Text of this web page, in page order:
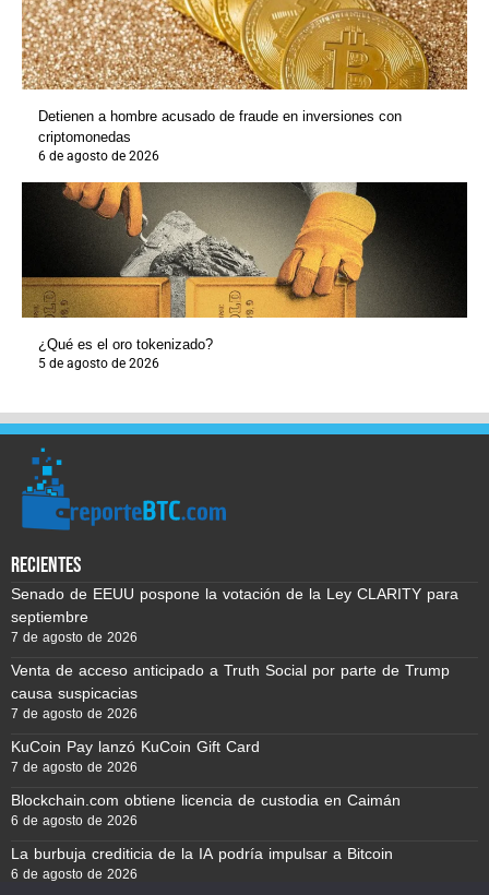
Detienen a hombre acusado de fraude en inversiones con
criptomonedas
6 de agosto de 2026
¿Qué es el oro tokenizado?
5 de agosto de 2026
recientes
Senado de EEUU pospone la votación de la Ley CLARITY para
septiembre
7 de agosto de 2026
Venta de acceso anticipado a Truth Social por parte de Trump
causa suspicacias
7 de agosto de 2026
KuCoin Pay lanzó KuCoin Gift Card
7 de agosto de 2026
Blockchain.com obtiene licencia de custodia en Caimán
6 de agosto de 2026
La burbuja crediticia de la IA podría impulsar a Bitcoin
6 de agosto de 2026